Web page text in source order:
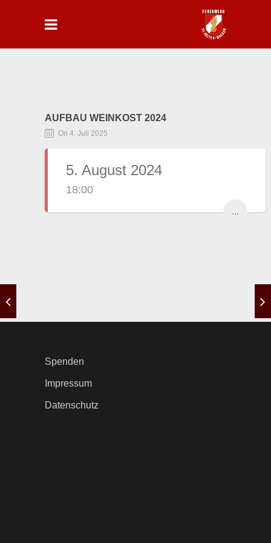
AUFBAU WEINKOST 2024
On 4. Juli 2025
5. August 2024
18:00
...
Spenden
Impressum
Datenschutz
.